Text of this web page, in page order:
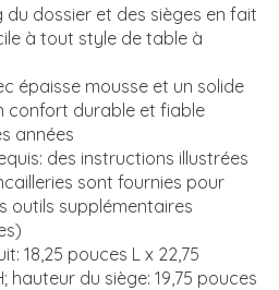
dossier et des sièges en fait
à tout style de table à
épaisse mousse et un solide
confort durable et fiable
années
des instructions illustrées
sont fournies pour
outils supplémentaires
18,25 pouces L x 22,75
hauteur du siège: 19,75 pouces